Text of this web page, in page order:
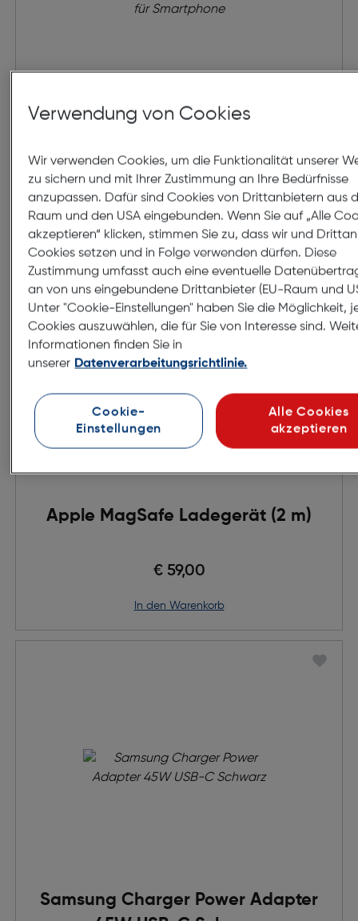
für Smartphone
€ 14,99
in den Warenkorb
Apple MagSafe Ladegerät (2 m)
€ 59,00
in den Warenkorb
Samsung Charger Power Adapter
Verwendung von Cookies
Wir verwenden Cookies, um die Funktionalität unserer
zu sichern und mit Ihrer Zustimmung an Ihre Bedürfnisse
anzupassen. Dafür sind Cookies von Drittanbietern aus
Raum und den USA eingebunden. Wenn Sie auf „Alle
akzeptieren“ klicken, stimmen Sie zu, dass wir und
Cookies setzen und in Folge verwenden dürfen. Diese
Zustimmung umfasst auch eine eventuelle
an von uns eingebundene Drittanbieter (EU-Raum und
Unter "Cookie-Einstellungen" haben Sie die Möglichkeit,
Cookies auszuwählen, die für Sie von Interesse sind.
Informationen finden Sie in
unserer Datenverarbeitungsrichtlinie.
Cookie-
Einstellungen
Alle Cookies
akzeptieren